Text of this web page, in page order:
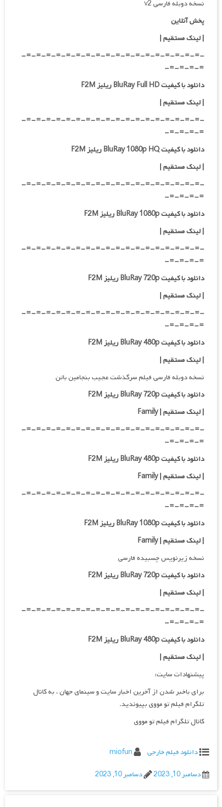
نسخه دوبله فارسی v2
پخش آنلاین
| لینک مستقیم|
-=-=-=-=-=-=-=-=-=-=-=-=-=-=-=-=-=-=-
=-=-=-=-
دانلود با کیفیت BluRay Full HD ریلیز F2M
|لینک مستقیم|
-=-=-=-=-=-=-=-=-=-=-=-=-=-=-=-=-=-=-
=-=-=-=-
دانلود با کیفیت BluRay 1080p HQ ریلیز F2M
|لینک مستقیم|
-=-=-=-=-=-=-=-=-=-=-=-=-=-=-=-=-=-=-
=-=-=-=-
دانلود با کیفیت BluRay 1080p ریلیز F2M
|لینک مستقیم|
-=-=-=-=-=-=-=-=-=-=-=-=-=-=-=-=-=-=-
=-=-=-=-
دانلود با کیفیت BluRay 720p ریلیز F2M
| لینک مستقیم|
-=-=-=-=-=-=-=-=-=-=-=-=-=-=-=-=-=-=-
=-=-=-=-
دانلود با کیفیت BluRay 480p ریلیز F2M
| لینک مستقیم|
نسخه دوبله فارسی فیلم سرگذشت عجیب بنجامین باتن
دانلود با کیفیت BluRay 720p ریلیز F2M
| لینک مستقیم | Family
-=-=-=-=-=-=-=-=-=-=-=-=-=-=-=-=-=-=-
=-=-=-=-
دانلود با کیفیت BluRay 480p ریلیز F2M
| لینک مستقیم | Family
-=-=-=-=-=-=-=-=-=-=-=-=-=-=-=-=-=-=-
=-=-=-=-
دانلود با کیفیت BluRay 1080p ریلیز F2M
|لینک مستقیم | Family
نسخه زیرنویس چسبیده فارسی
دانلود با کیفیت BluRay 720p ریلیز F2M
| لینک مستقیم|
-=-=-=-=-=-=-=-=-=-=-=-=-=-=-=-=-=-=-
=-=-=-=-
دانلود با کیفیت BluRay 480p ریلیز F2M
| لینک مستقیم|
پیشنهادات سایت:
برای باخبر شدن از آخرین اخبار سایت و سینمای جهان ، به کانال
تلگرام فیلم تو مووی بپیوندید.
کانال تلگرام فیلم تو مووی
دانلود فیلم خارجی
miofun
دسامبر 10, 2023
دسامبر 10, 2023